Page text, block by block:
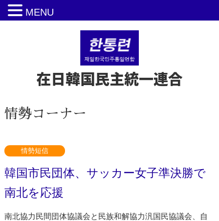
在日韓国民主統一連合
情勢コーナー
情勢短信
韓国市民団体、サッカー女子準決勝で
南北を応援
南北協力民間団体協議会と民族和解協力汎国民協議会、自
MENU